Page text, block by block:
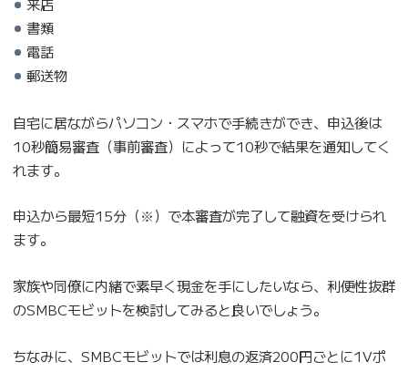
書類
電話
郵送物
自宅に居ながらパソコン・スマホで手続きができ、申込後は
10秒簡易審査（事前審査）によって10秒で結果を通知してく
れます。
申込から最短15分（※）で本審査が完了して融資を受けられ
ます。
家族や同僚に内緒で素早く現金を手にしたいなら、利便性抜群
のSMBCモビットを検討してみると良いでしょう。
ちなみに、SMBCモビットでは利息の返済200円ごとに1Vポ